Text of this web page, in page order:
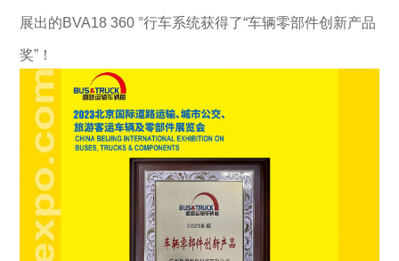
展出的BVA18 360 °行车系统获得了“车辆零部件创新产品
奖”！